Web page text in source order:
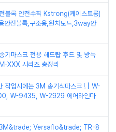
블록 안전수칙 Kstrong(케이스트롱)
안전블록,구조용,윈치모드,3way안
기마스크 전용 헤드탑 후드 및 방독
XXX 시리즈 총정리
작업시에는 3M 송기식마스크 ! | W-
W-9435, W-2929 에어라인마
3M&trade; Versaflo&trade; TR-8